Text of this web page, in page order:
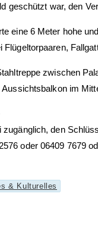
geschützt war, den
eine 6 Meter hohe
zwischen
im
zugänglich, den
oder 06409 7679
& Kulturelles